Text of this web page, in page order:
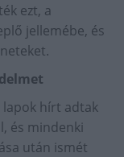
ezt, a
jellemébe, és
lapok hírt adtak
és mindenki
után ismét